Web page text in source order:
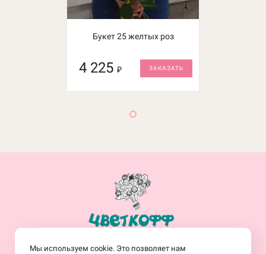
Букет 25 желтых роз
4 225 ₽ ЗАКАЗАТЬ
Заказать обратный звонок
Мы используем cookie. Это позволяет нам